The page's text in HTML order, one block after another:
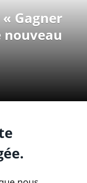
Gagner
nouveau